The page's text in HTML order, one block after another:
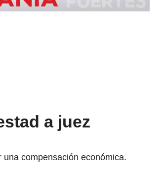
a juez
compensación económica.